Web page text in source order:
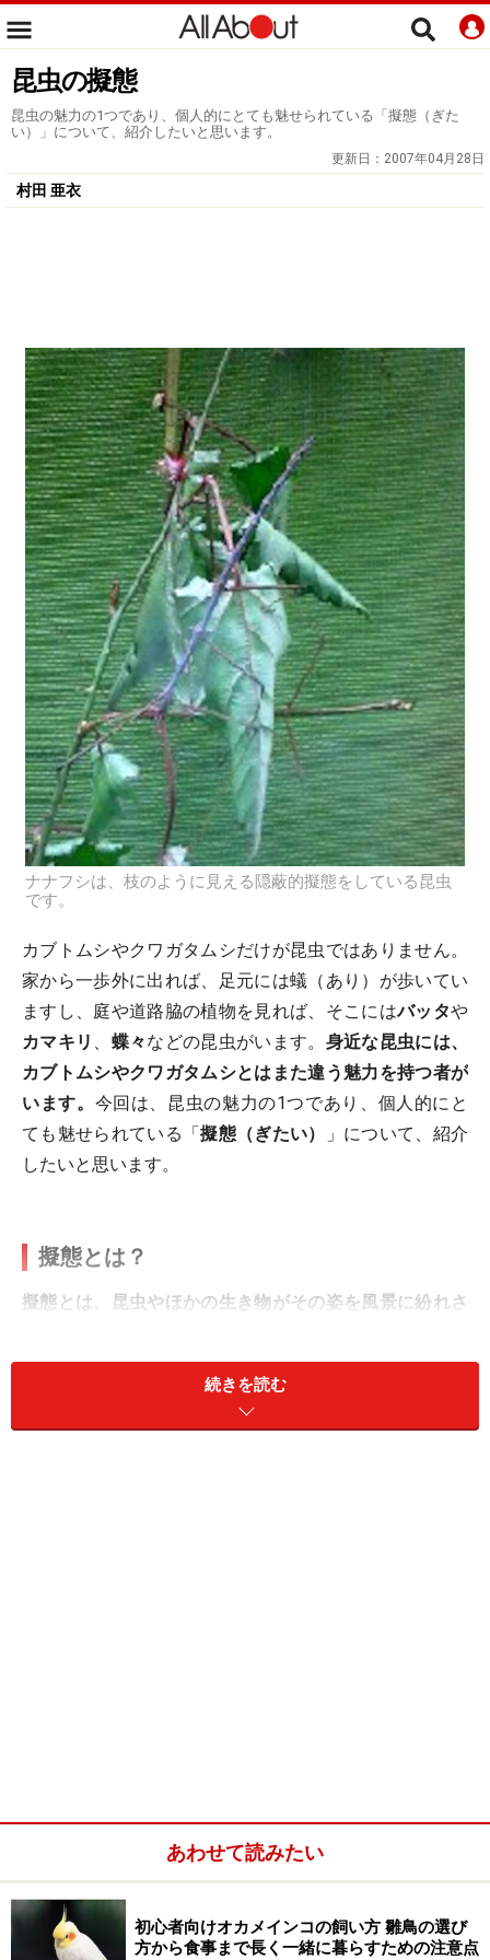
昆虫の擬態
昆虫の魅力の1つであり、個人的にとても魅せられている「擬態（ぎた
い）」について、紹介したいと思います。
更新日： 2007年04月28日
村田 亜衣
ナナフシは、枝のように見える隠蔽的擬態をしている昆虫
です。
カブトムシやクワガタムシだけが昆虫ではありません。
家から一歩外に出れば、足元には蟻（あり）が歩いてい
ますし、庭や道路脇の植物を見れば、そこにはバッタや
カマキリ 、 蝶々などの昆虫がいます。 身近な昆虫には、
カブトムシやクワガタムシとはまた違う魅力を持つ者が
います。 今回は、昆虫の魅力の1つであり、個人的にと
ても魅せられている「擬態（ぎたい）
」について、紹介
したいと思います。
擬態とは？
擬態とは、昆虫やほかの生き物がその姿を風景に紛れさ
でどこにいるのかをわからなくさせるものです。「カム
フラージュ」と呼ばれることもあります。
身体で擬態します。「標識的擬態」は、外敵が狙わない
ほかの昆虫に身体を似せる擬態です。
もう1つは捕食のための擬態
です。昆虫の中には、自分
より小さい昆虫を食べる捕食者がいます。カマキリやス
続きを読む
あわせて読みたい
初心者向けオカメインコの飼い方 雛鳥の選び
方から食事まで長く一緒に暮らすための注意点